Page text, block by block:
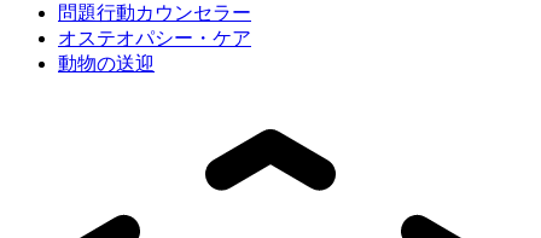
問題行動カウンセラー
オステオパシー・ケア
動物の送迎